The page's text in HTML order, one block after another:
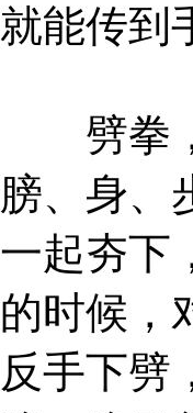
就能传到
劈拳，
膀、身、
一起夯下
的时候，
反手下劈